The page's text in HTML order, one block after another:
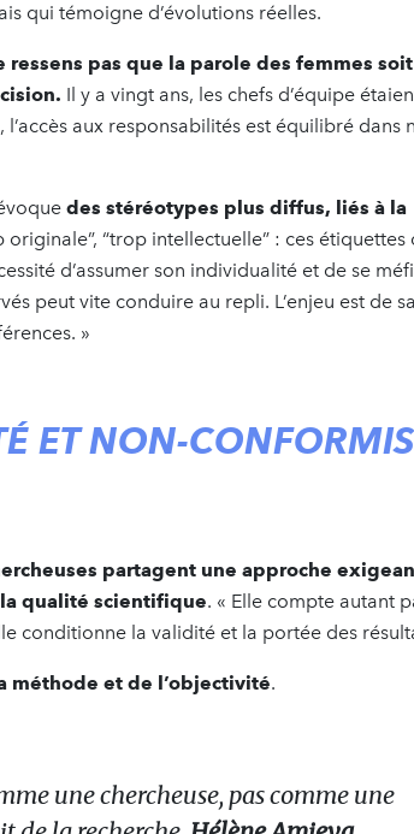
qui témoigne d’évolutions réelles.
ressens pas que la parole des femmes
Il y a vingt ans, les chefs d’équipe
aux responsabilités est équilibré dans
des stéréotypes plus diffus, liés à la
originale”, “trop intellectuelle” : ces étiquettes
d’assumer son individualité et de se
peut vite conduire au repli. L’enjeu est de
»
ET NON-
partagent une approche
qualité scientifique. « Elle compte autant
conditionne la validité et la portée des
méthode et de l’objectivité.
une chercheuse, pas comme une